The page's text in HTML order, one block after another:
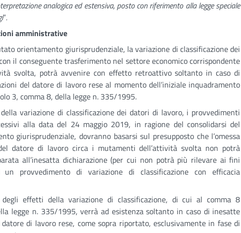
analogica ed estensiva, posto con riferimento alla legge speciale
”.
amministrative
orientamento giurisprudenziale, la variazione di classificazione dei
il conseguente trasferimento nel settore economico corrispondente
svolta, potrà avvenire con effetto retroattivo soltanto in caso di
del datore di lavoro rese al momento dell’iniziale inquadramento
3, comma 8, della legge n. 335/1995.
variazione di classificazione dei datori di lavoro, i provvedimenti
alla data del 24 maggio 2019, in ragione del consolidarsi del
giurisprudenziale, dovranno basarsi sul presupposto che l’omessa
datore di lavoro circa i mutamenti dell’attività svolta non potrà
all’inesatta dichiarazione (per cui non potrà più rilevare ai fini
un provvedimento di variazione di classificazione con efficacia
effetti della variazione di classificazione, di cui al comma 8
legge n. 335/1995, verrà ad esistenza soltanto in caso di inesatte
di lavoro rese, come sopra riportato, esclusivamente in fase di